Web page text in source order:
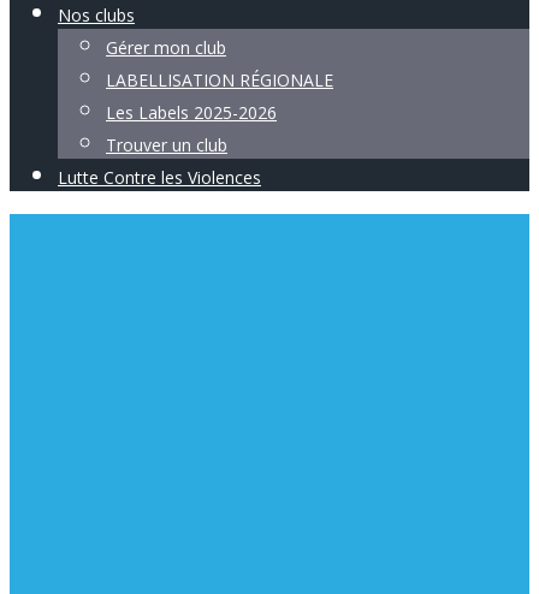
Nos clubs
Gérer mon club
LABELLISATION RÉGIONALE
Les Labels 2025-2026
Trouver un club
Lutte Contre les Violences